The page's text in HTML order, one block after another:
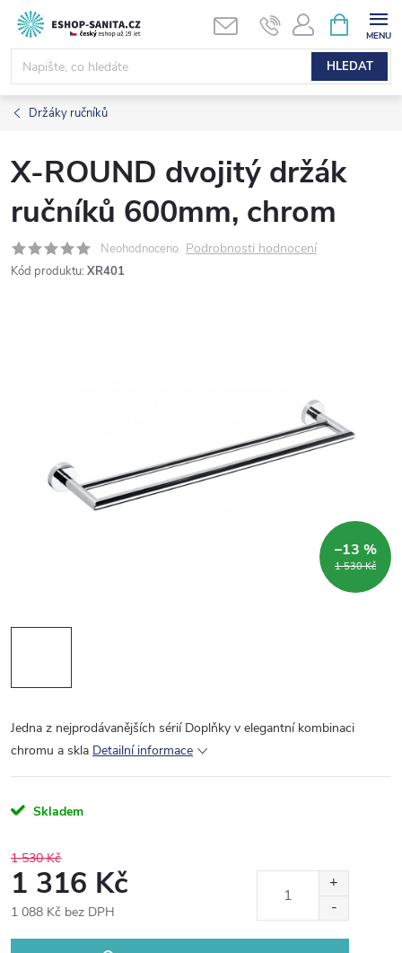
Přejít
obsah
HLEDAT
NÁKUPNÍ
KOŠÍK
Držáky ručníků
X-ROUND dvojitý držák
ručníků 600mm, chrom
Neohodnoceno Podrobnosti hodnocení
Kód produktu: XR401
1 530 Kč
–13 %
Jedna z nejprodávanějších sérií Doplňky v elegantní kombinaci
chromu a skla Detailní informace
Skladem
1 530 Kč
1 316 Kč
1 088 Kč bez DPH